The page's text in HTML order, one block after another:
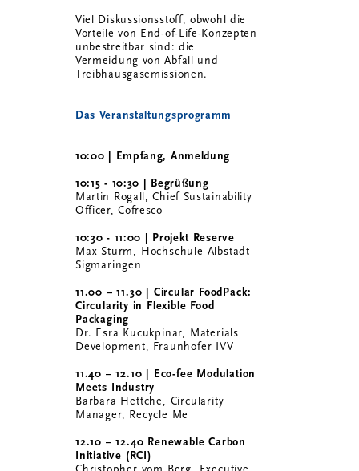
Viel Diskussionsstoff, obwohl die
Vorteile von End-of-Life-Konzepten
unbestreitbar sind: die
Vermeidung von Abfall und
Treibhausgasemissionen.
Das Veranstaltungsprogramm
10:00 | Empfang, Anmeldung
10:15 - 10:30 | Begrüßung
Martin Rogall, Chief Sustainability
Officer, Cofresco
10:30 - 11:00 | Projekt Reserve
Max Sturm, Hochschule Albstadt
Sigmaringen
11.00 – 11.30 | Circular FoodPack:
Circularity in Flexible Food
Packaging
Dr. Esra Kucukpinar, Materials
Development, Fraunhofer IVV
11.40 – 12.10 | Eco-fee Modulation
Meets Industry
Barbara Hettche, Circularity
Manager, Recycle Me
12.10 – 12.40 Renewable Carbon
Initiative (RCI)